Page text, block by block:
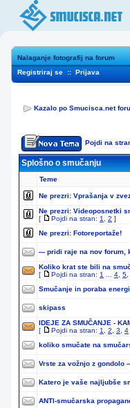
Nalaganje fotografij na forum
Registriraj se :: Prijava
Kazalo po Smucisca.net
Pojdi na
Splošno o smučanju
Teme
Ne prezri: Vprašanja v
Ne prezri: Videoposnetki
[
Pojdi na stran: 1 2 ]
Ne prezri: Fotoreportaže!
--- pridi raje na nov forum,
Koliko krat ste bili na
[
Pojdi na stran: 1 4 5
Smučanje in poraba
skipass
IDEJE ZA SMUČANJE -
[
Pojdi na stran: 1 2 3 4
koliko smučate na
Vrste za vožnjo z gondolo
Katero je vaše najljubše
ANTI-smučarska